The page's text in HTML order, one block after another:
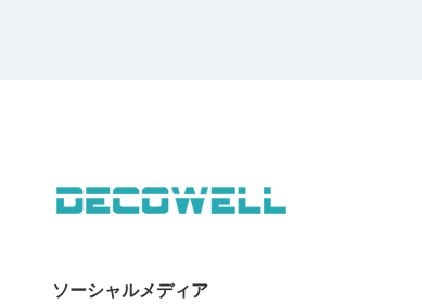
ソーシャルメディア